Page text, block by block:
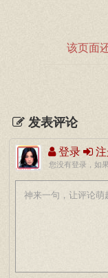
该页面
发表评论
登录
您没有登录，如